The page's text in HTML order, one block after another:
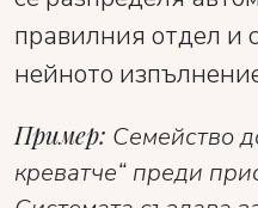
правилния отдел и
нейното
Пример: Семейство
креватче“ преди